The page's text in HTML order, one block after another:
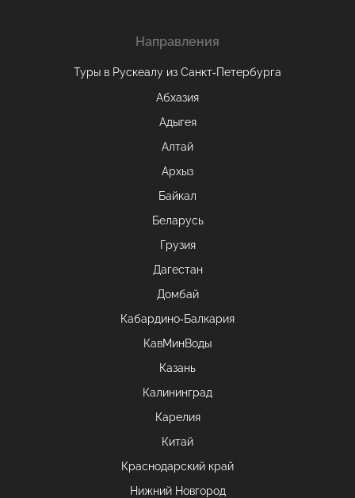
Направления
Туры в Рускеалу из Санкт‑Петербурга
Абхазия
Адыгея
Алтай
Архыз
Байкал
Беларусь
Грузия
Дагестан
Домбай
Кабардино-Балкария
КавМинВоды
Казань
Калининград
Карелия
Китай
Краснодарский край
Нижний Новгород